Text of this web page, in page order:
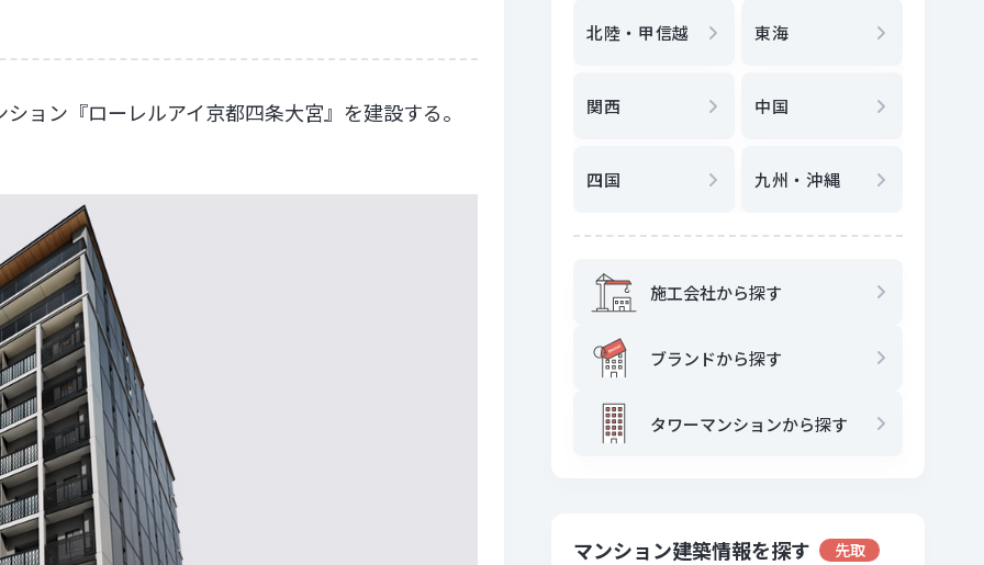
ョン『ローレルアイ京都四条大宮』を建設する。
北陸・甲信越 東海
関西 中国
四国 九州・沖縄
施工会社から探す
ブランドから探す
タワーマンションから探す
マンション建築情報を探す 先取